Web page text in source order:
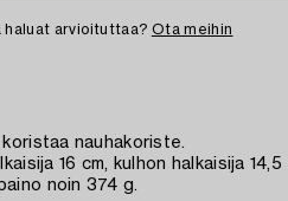
haluat arvioituttaa? Ota meihin
nauhakoriste.
16 cm, kulhon halkaisija 14,5
noin 374 g.